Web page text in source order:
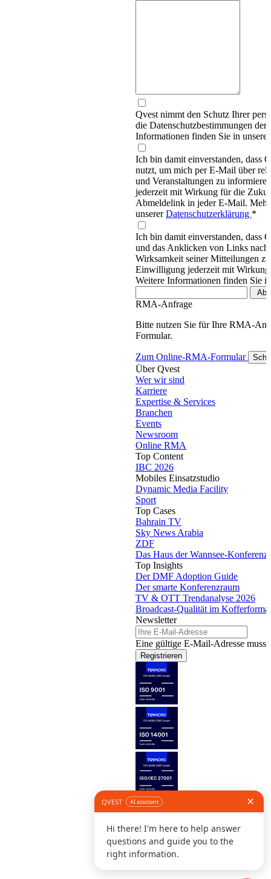
Qvest nimmt den Schutz Ihrer
die Datenschutzbestimmungen
Informationen finden Sie in
Ich bin damit einverstanden, dass
nutzt, um mich per E-Mail über
und Veranstaltungen zu
jederzeit mit Wirkung für die
Abmeldelink in jeder E-Mail.
unsererDatenschutzerklärung *
Ich bin damit einverstanden, dass
und das Anklicken von Links
Wirksamkeit seiner Mitteilungen
Einwilligung jederzeit mit
Weitere Informationen finden Sie
RMA-Anfrage
Bitte nutzen Sie für Ihre RMA-
Formular.
Zum Online-RMA-Formular
Über Qvest
Wer wir sind
Karriere
Expertise & Services
Branchen
Events
Newsroom
Online RMA
Top Content
IBC 2026
Mobiles Einsatzstudio
Dynamic Media Facility
Sport
Top Cases
Bahrain TV
Sky News Arabia
ZDF
Das Haus der Wannsee-Konferenz
Top Insights
Der DMF Adoption Guide
Der smarte Konferenzraum
TV & OTT Trendanalyse 2026
Broadcast-Qualität im Kofferformat
Newsletter
Eine gültige E-Mail-Adresse muss
Registrieren
Folge uns